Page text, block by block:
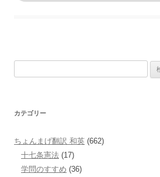
カテゴリー
ちょんまげ翻訳 和英 (662)
十七条憲法 (17)
学問のすすめ (36)